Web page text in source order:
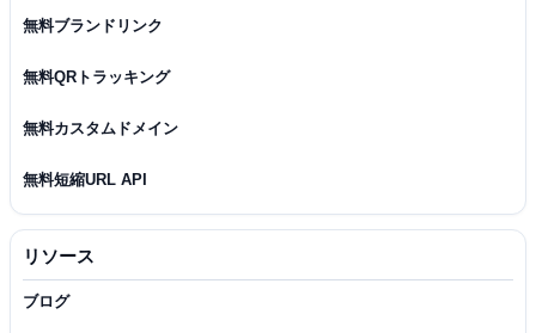
無料ブランドリンク
無料QRトラッキング
無料カスタムドメイン
無料短縮URL API
リソース
ブログ